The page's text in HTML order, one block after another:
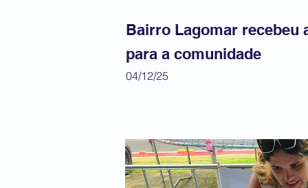
Bairro Lagomar recebeu
para a comunidade
04/12/25